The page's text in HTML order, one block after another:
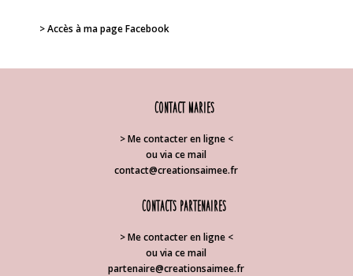
> Accès à ma page Facebook
Contact Maries
> Me contacter en ligne <
ou via ce mail
contact@creationsaimee.fr
Contacts partenaires
> Me contacter en ligne <
ou via ce mail
partenaire@creationsaimee.fr